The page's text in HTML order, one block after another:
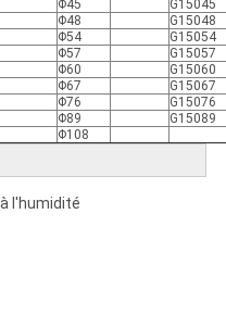
Φ45
G15045
Φ48
G15048
Φ54
G15054
Φ57
G15057
Φ60
G15060
Φ67
G15067
Φ76
G15076
Φ89
G15089
Φ108
l'humidité